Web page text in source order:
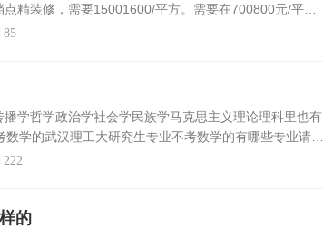
精装修，需要15001600/平方。需要在700800元/平方
装修，就是属简单简易装修了。所以房屋装修是看投入
85
哲学政治学社会学民族学马克思主义理论理科里也有
学的武汉理工大研究生专业不考数学的有哪些专业请具
与建筑学院：建筑历史与理论。建筑设计及其理论、
222
的